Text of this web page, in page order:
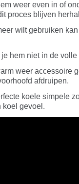
weer even in of
proces blijven
wilt gebruiken
je hem niet in de
weer accessoire
afdruipen.
koele simpele
koel gevoel.